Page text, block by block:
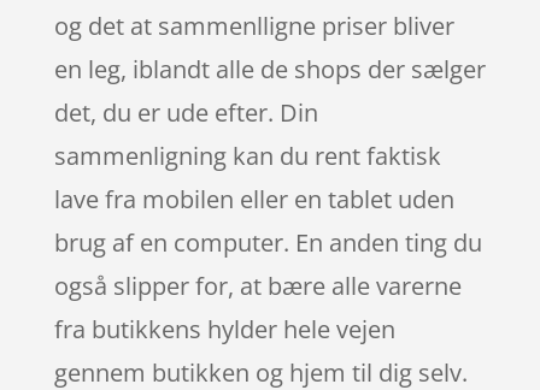
og det at sammenlligne priser bliver
en leg, iblandt alle de shops der sælger
det, du er ude efter. Din
sammenligning kan du rent faktisk
lave fra mobilen eller en tablet uden
brug af en computer. En anden ting du
også slipper for, at bære alle varerne
fra butikkens hylder hele vejen
gennem butikken og hjem til dig selv.